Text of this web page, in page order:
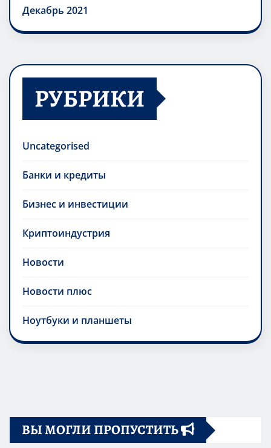
Декабрь 2021
РУБРИКИ
Uncategorised
Банки и кредиты
Бизнес и инвестиции
Криптоиндустрия
Новости
Новости плюс
Ноутбуки и планшеты
ВЫ МОГЛИ ПРОПУСТИТЬ